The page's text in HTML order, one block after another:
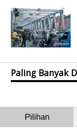
Paling Banyak
Pilihan